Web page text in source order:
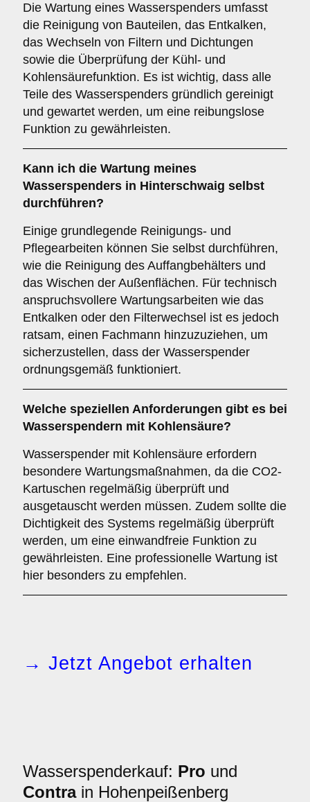
Die Wartung eines Wasserspenders umfasst
die Reinigung von Bauteilen, das Entkalken,
das Wechseln von Filtern und Dichtungen
sowie die Überprüfung der Kühl- und
Kohlensäurefunktion. Es ist wichtig, dass alle
Teile des Wasserspenders gründlich gereinigt
und gewartet werden, um eine reibungslose
Funktion zu gewährleisten.
Kann ich die Wartung meines
Wasserspenders in Hinterschwaig selbst
durchführen?
Einige grundlegende Reinigungs- und
Pflegearbeiten können Sie selbst durchführen,
wie die Reinigung des Auffangbehälters und
das Wischen der Außenflächen. Für technisch
anspruchsvollere Wartungsarbeiten wie das
Entkalken oder den Filterwechsel ist es jedoch
ratsam, einen Fachmann hinzuzuziehen, um
sicherzustellen, dass der Wasserspender
ordnungsgemäß funktioniert.
Welche speziellen Anforderungen gibt es bei
Wasserspendern mit Kohlensäure?
Wasserspender mit Kohlensäure erfordern
besondere Wartungsmaßnahmen, da die CO2-
Kartuschen regelmäßig überprüft und
ausgetauscht werden müssen. Zudem sollte die
Dichtigkeit des Systems regelmäßig überprüft
werden, um eine einwandfreie Funktion zu
gewährleisten. Eine professionelle Wartung ist
hier besonders zu empfehlen.
→ Jetzt Angebot erhalten
Wasserspenderkauf: Pro und
Contrain Hohenpeißenberg